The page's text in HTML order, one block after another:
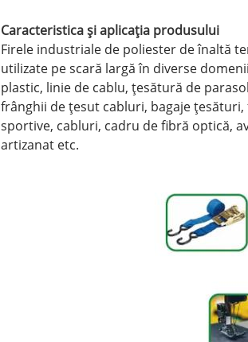
Caracteristica și aplicația produsului
Firele industriale de poliester de înaltă
utilizate pe scară largă în diverse
plastic, linie de cablu, țesătură de
frânghii de țesut cabluri, bagaje
sportive, cabluri, cadru de fibră optică,
artizanat etc.